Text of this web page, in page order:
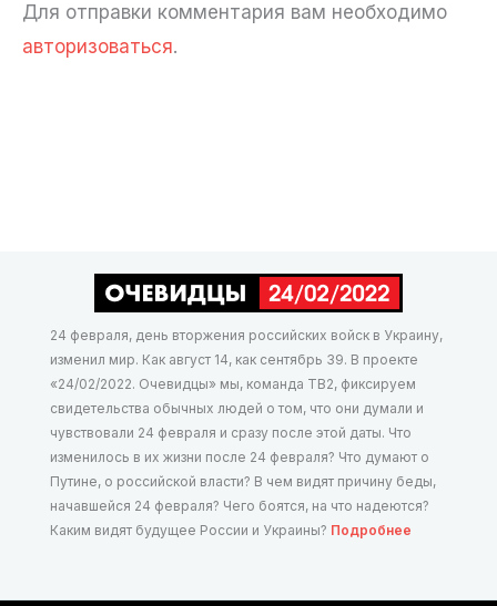
Для отправки комментария вам необходимо
авторизоваться.
24 февраля, день вторжения российских войск в Украину,
изменил мир. Как август 14, как сентябрь 39. В проекте
«24/02/2022. Очевидцы» мы, команда ТВ2, фиксируем
свидетельства обычных людей о том, что они думали и
чувствовали 24 февраля и сразу после этой даты. Что
изменилось в их жизни после 24 февраля? Что думают о
Путине, о российской власти? В чем видят причину беды,
начавшейся 24 февраля? Чего боятся, на что надеются?
Каким видят будущее России и Украины? Подробнее